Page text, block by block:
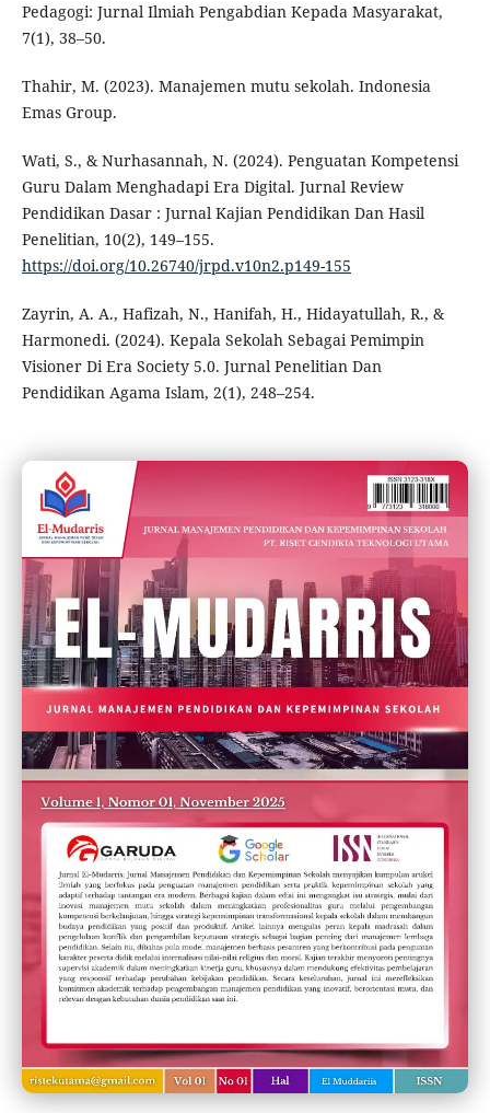
Pedagogi: Jurnal Ilmiah Pengabdian Kepada Masyarakat,
7(1), 38–50.
Thahir, M. (2023). Manajemen mutu sekolah. Indonesia
Emas Group.
Wati, S., & Nurhasannah, N. (2024). Penguatan Kompetensi
Guru Dalam Menghadapi Era Digital. Jurnal Review
Pendidikan Dasar : Jurnal Kajian Pendidikan Dan Hasil
Penelitian, 10(2), 149–155.
https://doi.org/10.26740/jrpd.v10n2.p149-155
Zayrin, A. A., Hafizah, N., Hanifah, H., Hidayatullah, R., &
Harmonedi. (2024). Kepala Sekolah Sebagai Pemimpin
Visioner Di Era Society 5.0. Jurnal Penelitian Dan
Pendidikan Agama Islam, 2(1), 248–254.